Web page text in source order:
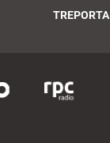
TREPORTA